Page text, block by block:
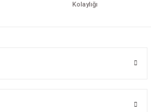
Kolaylığı